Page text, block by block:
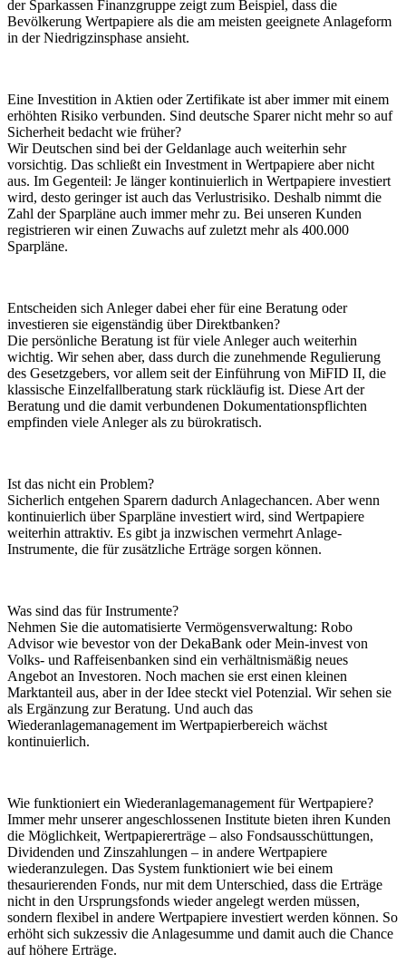
der Sparkassen Finanzgruppe zeigt zum Beispiel, dass die
Bevölkerung Wertpapiere als die am meisten geeignete Anlageform
in der Niedrigzinsphase ansieht.
Eine Investition in Aktien oder Zertifikate ist aber immer mit einem
erhöhten Risiko verbunden. Sind deutsche Sparer nicht mehr so auf
Sicherheit bedacht wie früher?
Wir Deutschen sind bei der Geldanlage auch weiterhin sehr
vorsichtig. Das schließt ein Investment in Wertpapiere aber nicht
aus. Im Gegenteil: Je länger kontinuierlich in Wertpapiere investiert
wird, desto geringer ist auch das Verlustrisiko. Deshalb nimmt die
Zahl der Sparpläne auch immer mehr zu. Bei unseren Kunden
registrieren wir einen Zuwachs auf zuletzt mehr als 400.000
Sparpläne.
Entscheiden sich Anleger dabei eher für eine Beratung oder
investieren sie eigenständig über Direktbanken?
Die persönliche Beratung ist für viele Anleger auch weiterhin
wichtig. Wir sehen aber, dass durch die zunehmende Regulierung
des Gesetzgebers, vor allem seit der Einführung von MiFID II, die
klassische Einzelfallberatung stark rückläufig ist. Diese Art der
Beratung und die damit verbundenen Dokumentationspflichten
empfinden viele Anleger als zu bürokratisch.
Ist das nicht ein Problem?
Sicherlich entgehen Sparern dadurch Anlagechancen. Aber wenn
kontinuierlich über Sparpläne investiert wird, sind Wertpapiere
weiterhin attraktiv. Es gibt ja inzwischen vermehrt Anlage-
Instrumente, die für zusätzliche Erträge sorgen können.
Was sind das für Instrumente?
Nehmen Sie die automatisierte Vermögensverwaltung: Robo
Advisor wie bevestor von der DekaBank oder Mein-invest von
Volks- und Raffeisenbanken sind ein verhältnismäßig neues
Angebot an Investoren. Noch machen sie erst einen kleinen
Marktanteil aus, aber in der Idee steckt viel Potenzial. Wir sehen sie
als Ergänzung zur Beratung. Und auch das
Wiederanlagemanagement im Wertpapierbereich wächst
kontinuierlich.
Wie funktioniert ein Wiederanlagemanagement für Wertpapiere?
Immer mehr unserer angeschlossenen Institute bieten ihren Kunden
die Möglichkeit, Wertpapiererträge – also Fondsausschüttungen,
Dividenden und Zinszahlungen – in andere Wertpapiere
wiederanzulegen. Das System funktioniert wie bei einem
thesaurierenden Fonds, nur mit dem Unterschied, dass die Erträge
nicht in den Ursprungsfonds wieder angelegt werden müssen,
sondern flexibel in andere Wertpapiere investiert werden können. So
erhöht sich sukzessiv die Anlagesumme und damit auch die Chance
auf höhere Erträge.